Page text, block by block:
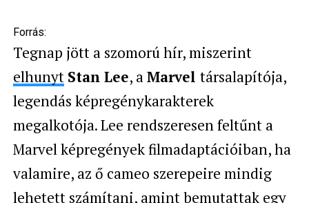
Forrás:
Tegnap jött a szomorú hír, miszerint
elhunyt Stan Lee, aMarvel társalapítója,
legendás képregénykarakterek
megalkotója. Lee rendszeresen feltűnt a
Marvel képregények filmadaptációiban, ha
valamire, az ő cameo szerepeire mindig
lehetett számítani, amint bemutattak egy